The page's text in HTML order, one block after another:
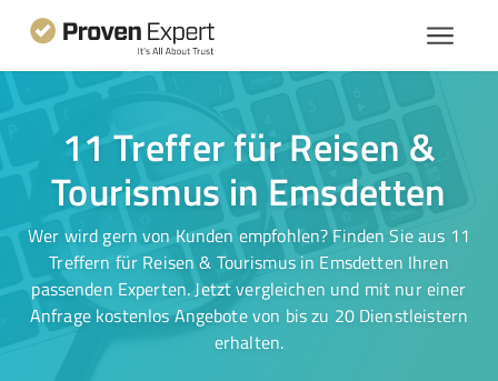
11 Treffer für Reisen &
Tourismus in Emsdetten
Wer wird gern von Kunden empfohlen? Finden Sie aus 11
Treffern für Reisen & Tourismus in Emsdetten Ihren
passenden Experten. Jetzt vergleichen und mit nur einer
Anfrage kostenlos Angebote von bis zu 20 Dienstleistern
erhalten.